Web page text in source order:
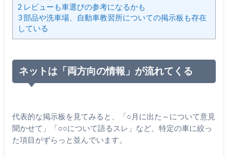
2 レビューも車選びの参考になるかも
3部品や洗車場、自動車教習所についての掲示板も存在
している
ネットは「両方向の情報」が流れてくる
代表的な掲示板を見てみると、「○月に出た～について意見
聞かせて」「○○について語るスレ」など、特定の車に絞っ
た項目がずらっと並んでいます。